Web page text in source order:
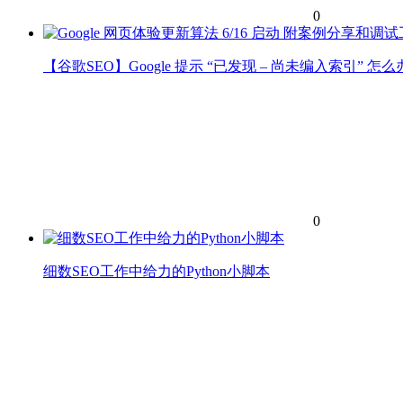
0
【谷歌SEO】Google 提示 “已发现 – 尚未编入索引” 怎么
0
细数SEO工作中给力的Python小脚本